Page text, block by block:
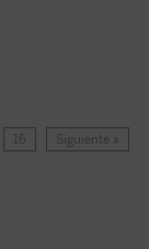
16 Siguiente »